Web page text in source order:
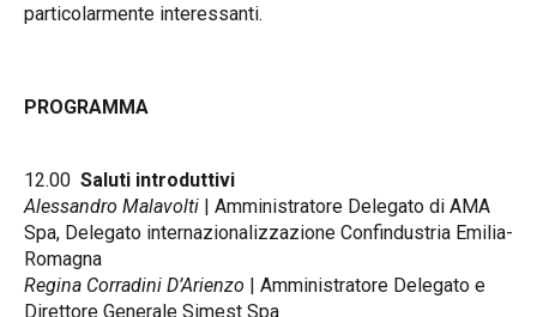
particolarmente interessanti.
PROGRAMMA
12.00 Saluti introduttivi
Alessandro Malavolti | Amministratore Delegato di AMA
Spa, Delegato internazionalizzazione Confindustria Emilia-
Romagna
Regina Corradini D’Arienzo | Amministratore Delegato e
Direttore Generale Simest Spa